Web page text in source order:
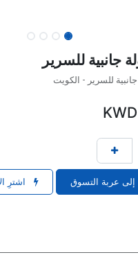
جانبية للسرير
للسرير - الكويت
إلى عربة التسوق اشترِ